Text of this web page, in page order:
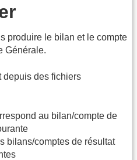
produire le bilan et le compte
Générale.
depuis des fichiers
au bilan/compte de
bilans/comptes de résultat